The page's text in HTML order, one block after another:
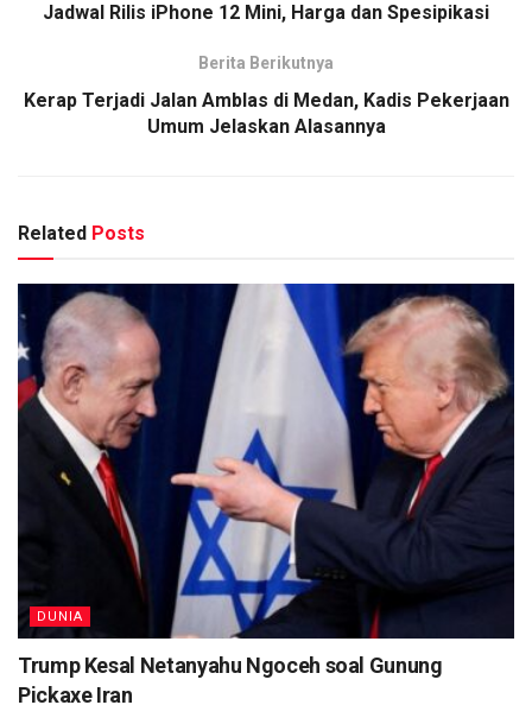
Jadwal Rilis iPhone 12 Mini, Harga dan Spesipikasi
Berita Berikutnya
Kerap Terjadi Jalan Amblas di Medan, Kadis Pekerjaan
Umum Jelaskan Alasannya
Related Posts
DUNIA
Trump Kesal Netanyahu Ngoceh soal Gunung
Pickaxe Iran